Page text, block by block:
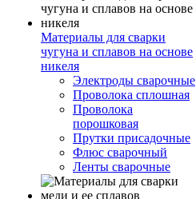
Материалы для сварки
чугуна и сплавов на основе
никеля
Электроды сварочные
Проволока сплошная
Проволока
порошковая
Прутки присадочные
Флюс сварочный
Ленты сварочные